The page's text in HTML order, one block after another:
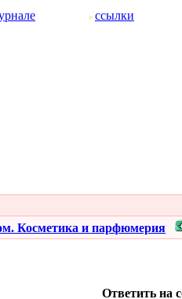
ссылки
Косметика и парфюмерия
Ответить на